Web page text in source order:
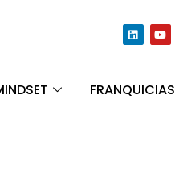
FRANQUICIAS